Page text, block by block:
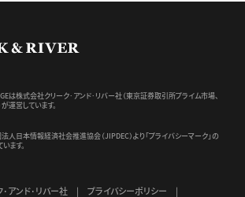
は株式会社クリーク･アンド･リバー社（東京証券取引所プライム市場、
運営しています。
人日本情報経済社会推進協会（JIPDEC）より 「プライバシーマーク」の
ます。
アンド･リバー社 プライバシーポリシー